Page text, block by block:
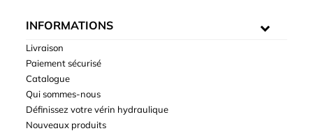
INFORMATIONS
Livraison
Paiement sécurisé
Catalogue
Qui sommes-nous
Définissez votre vérin hydraulique
Nouveaux produits